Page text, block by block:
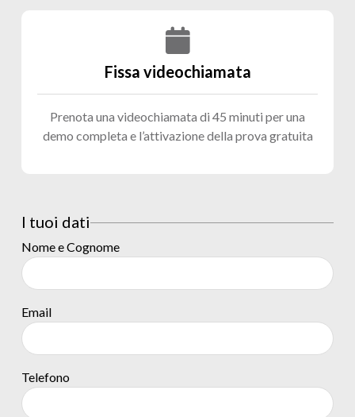
Fissa videochiamata
Prenota una videochiamata di 45 minuti per una
demo completa e l’attivazione della prova gratuita
I tuoi dati
Nome e Cognome
Email
Telefono